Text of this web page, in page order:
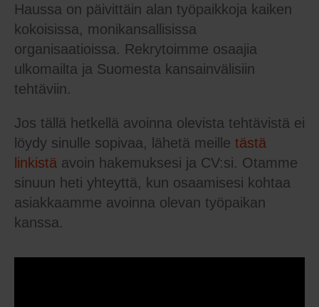
Haussa on päivittäin alan työpaikkoja kaiken
kokoisissa, monikansallisissa
organisaatioissa. Rekrytoimme osaajia
ulkomailta ja Suomesta kansainvälisiin
tehtäviin.
Jos tällä hetkellä avoinna olevista tehtävistä ei
löydy sinulle sopivaa, lähetä meille tästä
linkistä avoin hakemuksesi ja CV:si. Otamme
sinuun heti yhteyttä, kun osaamisesi kohtaa
asiakkaamme avoinna olevan työpaikan
kanssa.